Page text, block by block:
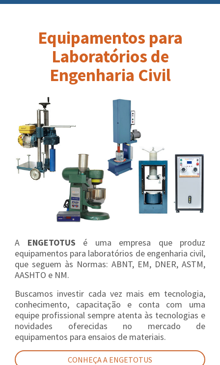
Equipamentos para
Laboratórios de
Engenharia Civil
A ENGETOTUS é uma empresa que produz
equipamentos para laboratórios de engenharia civil,
que seguem às Normas: ABNT, EM, DNER, ASTM,
AASHTO e NM.
Buscamos investir cada vez mais em tecnologia,
conhecimento, capacitação e conta com uma
equipe profissional sempre atenta às tecnologias e
novidades oferecidas no mercado de
equipamentos para ensaios de materiais.
CONHEÇA A ENGETOTUS